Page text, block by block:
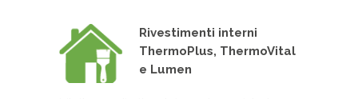
Rivestimenti interni
ThermoPlus, ThermoVital
e Lumen